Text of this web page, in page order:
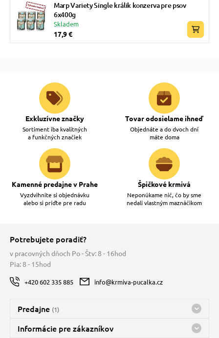
Marp Variety Single králik konzerva pre psov
6x400g
Skladem
17,9 €
Exkluzívne značky
Sortiment iba kvalitných
a funkčných značiek
Tovar odosielame ihneď
Objednáte a do dvoch dní
máte doma
Kamenné predajne v Prahe
Vyzdvihnite si objednávku
alebo si príďte pre radu
Špičkové krmivá
Neponúkame nič, čo by sme
nedali vlastným maznáčikom
Potrebujete poradiť?
v pracovných dňoch Po - Štv: 8 - 16hod
Pia: 8 - 15hod
+420 602 335 885 info@krmiva-pucalka.cz
Predajne (1)
Predajňa a sklad Kbely
Informácie pre zákazníkov